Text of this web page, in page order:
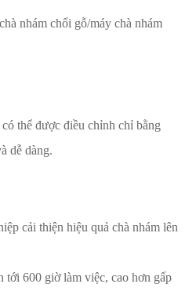
nhám chổi gỗ/máy chà nhám
thể được điều chỉnh chỉ bằng
dễ dàng.
cải thiện hiệu quả chà nhám lên
600 giờ làm việc, cao hơn gấp